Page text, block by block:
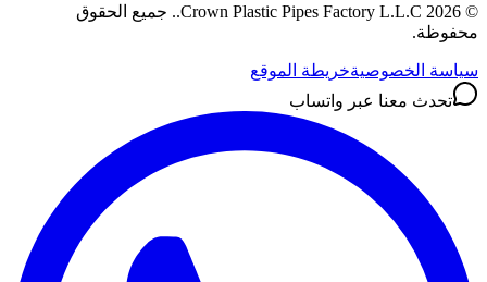
©
2026
Crown Plastic Pipes Factory L.L.C.
. جميع الحقوق
محفوظة.
سياسة الخصوصيةخريطة الموقع
تحدث معنا عبر واتساب